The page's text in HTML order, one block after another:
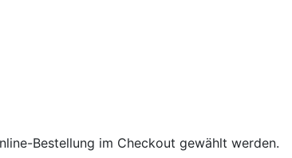
Bestellung im Checkout gewählt werden.